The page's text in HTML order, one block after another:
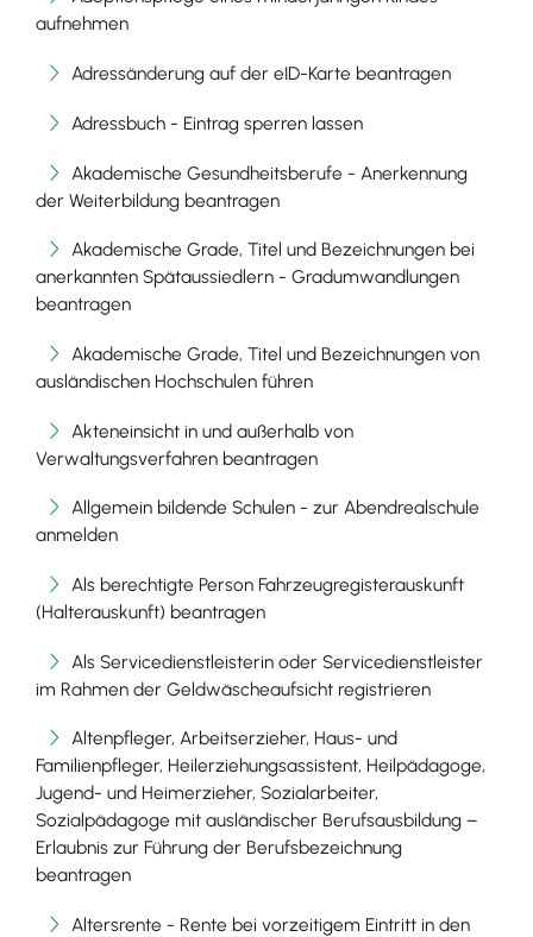
aufnehmen
Adressänderung auf der eID-Karte beantragen
Adressbuch - Eintrag sperren lassen
Akademische Gesundheitsberufe - Anerkennung
der Weiterbildung beantragen
Akademische Grade, Titel und Bezeichnungen bei
anerkannten Spätaussiedlern - Gradumwandlungen
beantragen
Akademische Grade, Titel und Bezeichnungen von
ausländischen Hochschulen führen
Akteneinsicht in und außerhalb von
Verwaltungsverfahren beantragen
Allgemein bildende Schulen - zur Abendrealschule
anmelden
Als berechtigte Person Fahrzeugregisterauskunft
(Halterauskunft) beantragen
Als Servicedienstleisterin oder Servicedienstleister
im Rahmen der Geldwäscheaufsicht registrieren
Altenpfleger, Arbeitserzieher, Haus- und
Familienpfleger, Heilerziehungsassistent, Heilpädagoge,
Jugend- und Heimerzieher, Sozialarbeiter,
Sozialpädagoge mit ausländischer Berufsausbildung –
Erlaubnis zur Führung der Berufsbezeichnung
beantragen
Altersrente - Rente bei vorzeitigem Eintritt in den